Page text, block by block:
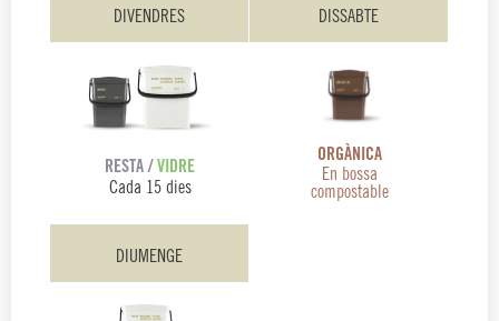
DIVENDRES
RESTA / VIDRE
Cada 15 dies
DISSABTE
ORGÀNICA
En bossa
compostable
DIUMENGE